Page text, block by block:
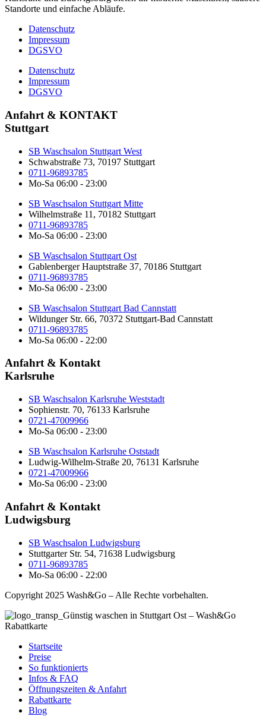
Standorte und einfache Abläufe.
Datenschutz
Impressum
DGSVO
Datenschutz
Impressum
DGSVO
Anfahrt & KONTAKT
Stuttgart
SB Waschsalon Stuttgart West
Schwabstraße 73, 70197 Stuttgart
0711-96893785
Mo-Sa 06:00 - 23:00
SB Waschsalon Stuttgart Mitte
Wilhelmstraße 11, 70182 Stuttgart​
0711-96893785
Mo-Sa 06:00 - 23:00
SB Waschsalon Stuttgart Ost
Gablenberger Hauptstraße 37, 70186 Stuttgart
0711-96893785
Mo-Sa 06:00 - 23:00
SB Waschsalon Stuttgart Bad Cannstatt
Wildunger Str. 66, 70372 Stuttgart-Bad Cannstatt
0711-96893785
Mo-Sa 06:00 - 22:00
Anfahrt & Kontakt
Karlsruhe
SB Waschsalon Karlsruhe Weststadt
Sophienstr. 70, 76133 Karlsruhe
0721-47009966
Mo-Sa 06:00 - 23:00
SB Waschsalon Karlsruhe Oststadt
Ludwig-Wilhelm-Straße 20, 76131 Karlsruhe
0721-47009966
Mo-Sa 06:00 - 23:00
Anfahrt & Kontakt
Ludwigsburg
SB Waschsalon Ludwigsburg
Stuttgarter Str. 54, 71638 Ludwigsburg
0711-96893785
Mo-Sa 06:00 - 22:00
Copyright 2025 Wash&Go – Alle Rechte vorbehalten.
Startseite
Preise
So funktionierts
Infos & FAQ
Öffnungszeiten & Anfahrt
Rabattkarte
Blog